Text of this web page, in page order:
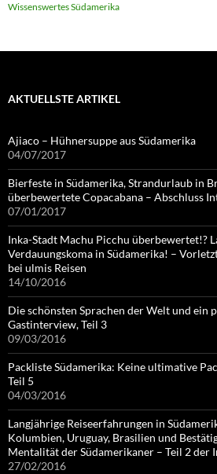
Wissenswertes Südamerika
AKTUELLSTE ARTIKEL
Ajiaco – Hühnersuppe aus Südamerika
04/07/2017
Bierfeste in Südamerika, Strandurlaub in
überbewertete Copacabana – Abschluss
07/01/2017
Inka-Stadt Machu Picchu überbewertet!?
Verdauungskoma in Südamerika! –
bei ulmis Reisen
14/10/2016
Die schönsten Sprachen der Welt und ein
Gastinterview, Teil 3
09/03/2016
Packliste Südamerika: Keine ultimative
Teil 5
04/03/2016
Langjährige Reiseerfahrungen in
Kolumbien, Uruguay, Brasilien und
Mentalität der Südamerikaner – Teil 2 der
27/02/2016